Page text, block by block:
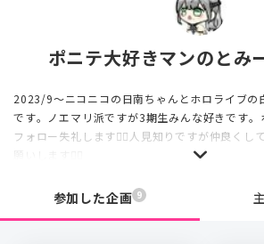
ポニテ大好きマンのとみ
2023/9～ニコニコの日南ちゃんとホロライブの
です。ノエマリ派ですが3期生みんな好きです
フォロー失礼します🙇‍♂️人見知りですが仲良くし
参加した企画 9